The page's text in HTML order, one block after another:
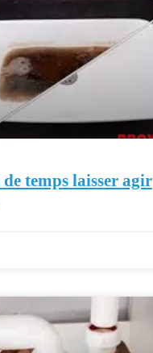
temps laisser agir